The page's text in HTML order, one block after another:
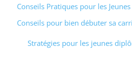
Conseils Pratiques pour les
Conseils pour bien débuter sa
Stratégies pour les jeunes